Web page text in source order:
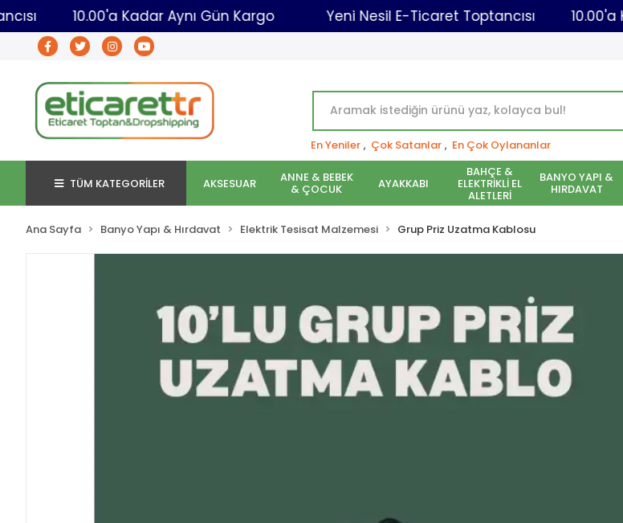
Toptancısı 10.00'a Kadar Aynı Gün Kargo Yeni Nesil E-Ticaret Toptancısı
En Yeniler , Çok Satanlar , En Çok Oylananlar
TÜM KATEGORİLER AKSESUAR ANNE & BEBEK
& ÇOCUK AYAKKABI
BAHÇE &
ELEKTRİKLİ EL
ALETLERİ
BANYO YAPI &
HIRDAVAT
Ana Sayfa Banyo Yapı & Hırdavat Elektrik Tesisat Malzemesi Grup Priz Uzatma Kablosu